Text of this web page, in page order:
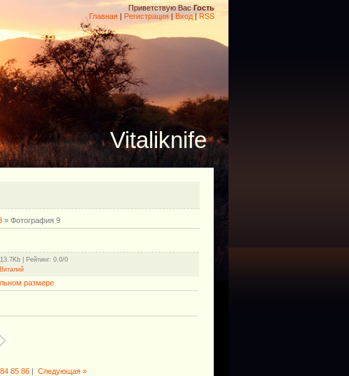
Приветствую Вас Гость
Главная | Регистрация | Вход|RSS
Vitaliknife
» Фотография 9
| Рейтинг: 0.0/0
Виталий
размере
84 85 86 | Следующая »